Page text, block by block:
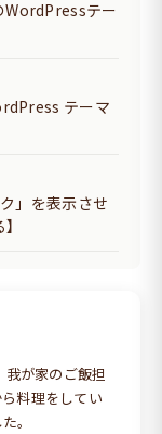
WordPressテー
テーマ
」を表示させ
我が家のご飯担
料理をしてい
。